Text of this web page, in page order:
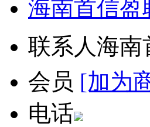
海南首信盈
联系人海
会员 [加为
电话